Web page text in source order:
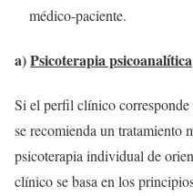
médico-paciente.
a)Psicoterapia psicoanalítica
Si el perfil clínico
se recomienda un tratamiento
psicoterapia individual de
clínico se basa en los